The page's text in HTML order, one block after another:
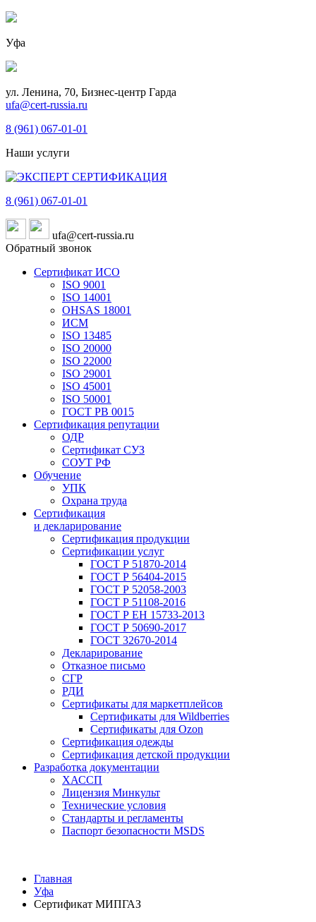
Уфа
ул. Ленина, 70, Бизнес-центр Гарда
ufa@cert-russia.ru
8 (961) 067-01-01
Наши услуги
8 (961) 067-01-01
ufa@cert-russia.ru
Обратный звонок
Сертификат ИСО
ISO 9001
ISO 14001
OHSAS 18001
ИСМ
ISO 13485
ISO 20000
ISO 22000
ISO 29001
ISO 45001
ISO 50001
ГОСТ РВ 0015
Сертификация репутации
ОДР
Сертификат СУЗ
СОУТ РФ
Обучение
УПК
Охрана труда
Сертификация
и декларирование
Сертификация продукции
Сертификации услуг
ГОСТ Р 51870-2014
ГОСТ Р 56404-2015
ГОСТ Р 52058-2003
ГОСТ Р 51108-2016
ГОСТ Р ЕН 15733-2013
ГОСТ Р 50690-2017
ГОСТ 32670-2014
Декларирование
Отказное письмо
СГР
РДИ
Сертификаты для маркетплейсов
Сертификаты для Wildberries
Сертификаты для Ozon
Сертификация одежды
Сертификация детской продукции
Разработка документации
ХАССП
Лицензия Минкульт
Технические условия
Стандарты и регламенты
Паспорт безопасности MSDS
Главная
Уфа
Сертификат МИПГАЗ